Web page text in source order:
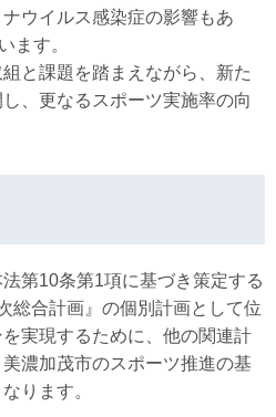
ウイルス感染症の影響もあ
ます。
と課題を踏まえながら、新た
、更なるスポーツ実施率の向
第10条第1項に基づき策定する
総合計画』の個別計画として位
実現するために、他の関連計
濃加茂市のスポーツ推進の基
ります。